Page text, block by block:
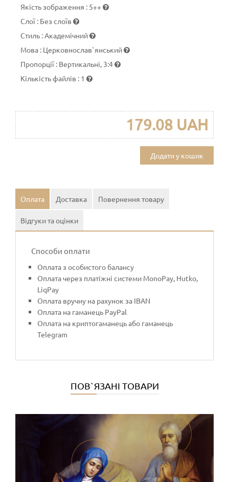
Якість зображення : 5++
Слої : Без слоїв
Стиль :Академічний
Мова : Церковнослав`янський
Пропорції : Вертикальні, 3:4
Кількість файлів : 1
179.08 UAH
Додати у кошик
Оплата Доставка Повернення товару
Відгуки та оцінки
Способи оплати
Оплата з особистого балансу
Оплата через платіжні системи MonoPay, Hutko,
LiqPay
Оплата вручну на рахунок за IBAN
Оплата на гаманець PayPal
Оплата на криптогаманець або гаманець
Telegram
ПОВ`ЯЗАНІ ТОВАРИ